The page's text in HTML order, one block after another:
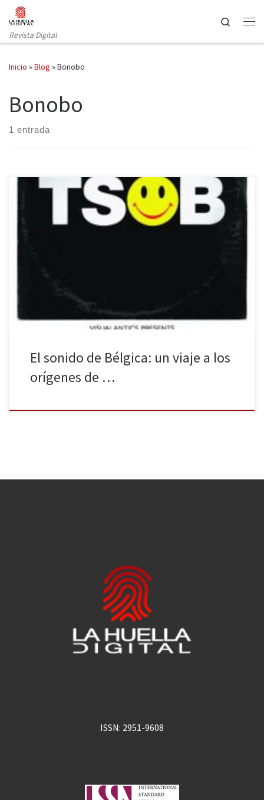
Saltar al contenido
Revista Digital
Search
Inicio »Blog »Bonobo
Bonobo
1 entrada
La explosión de la música electrónica ha sido tratada en libros
música popular décadas más tarde con la llegada […]
El sonido de Bélgica: un viaje a los
orígenes de …
ISSN: 2951-9608